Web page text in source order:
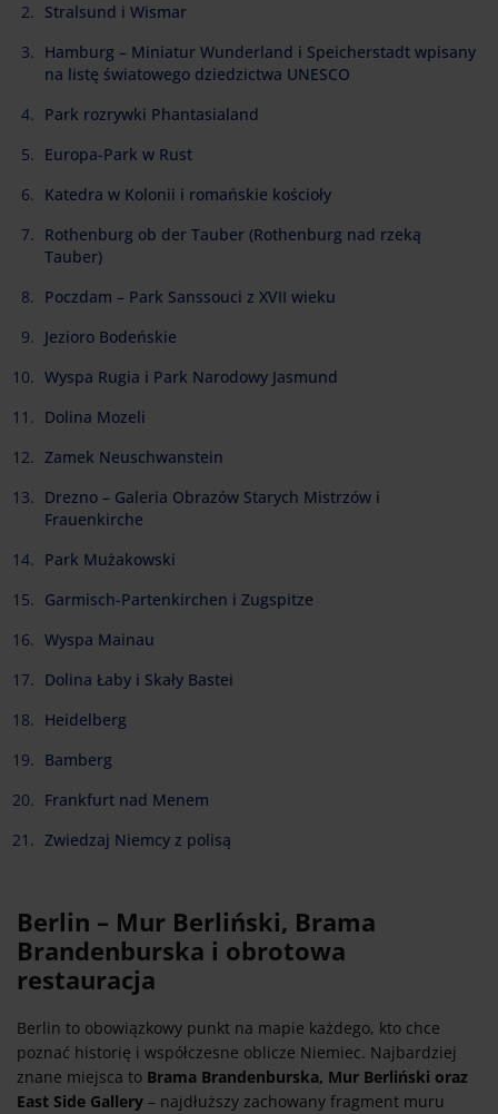
Stralsund i Wismar
Hamburg – Miniatur Wunderland i Speicherstadt wpisany
na listę światowego dziedzictwa UNESCO
Park rozrywki Phantasialand
Europa-Park w Rust
Katedra w Kolonii i romańskie kościoły
Rothenburg ob der Tauber (Rothenburg nad rzeką
Tauber)
Poczdam – Park Sanssouci z XVII wieku
Jezioro Bodeńskie
Wyspa Rugia i Park Narodowy Jasmund
Dolina Mozeli
Zamek Neuschwanstein
Drezno – Galeria Obrazów Starych Mistrzów i
Frauenkirche
Park Mużakowski
Garmisch-Partenkirchen i Zugspitze
Wyspa Mainau
Dolina Łaby i Skały Bastei
Heidelberg
Bamberg
Frankfurt nad Menem
Zwiedzaj Niemcy z polisą
Berlin – Mur Berliński, Brama
Brandenburska i obrotowa
restauracja
Berlin to obowiązkowy punkt na mapie każdego, kto chce
poznać historię i współczesne oblicze Niemiec. Najbardziej
znane miejsca to Brama Brandenburska, Mur Berliński oraz
East Side Gallery – najdłuższy zachowany fragment muru